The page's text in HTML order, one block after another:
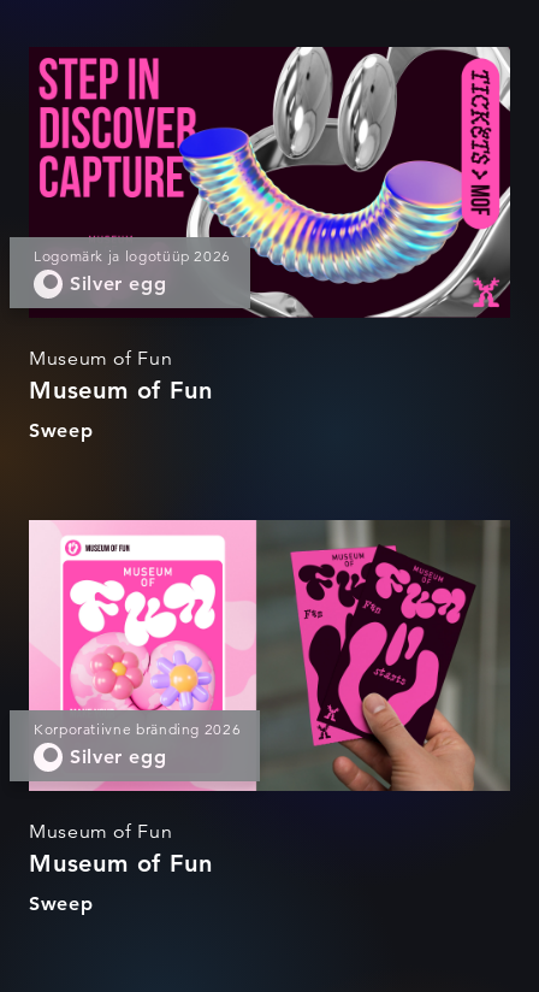
Museum of Fun
Logomärk ja logotüüp 2026
Silver egg
Museum of Fun
Museum of Fun
Sweep
Museum of Fun
Korporatiivne bränding 2026
Silver egg
Museum of Fun
Museum of Fun
Sweep